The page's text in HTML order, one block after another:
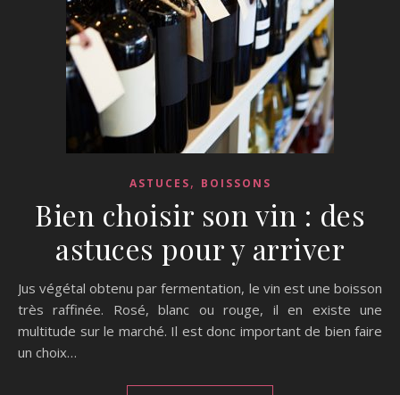
ASTUCES, BOISSONS
Bien choisir son vin : des
astuces pour y arriver
Jus végétal obtenu par fermentation, le vin est une boisson
très raffinée. Rosé, blanc ou rouge, il en existe une
multitude sur le marché. Il est donc important de bien faire
un choix…